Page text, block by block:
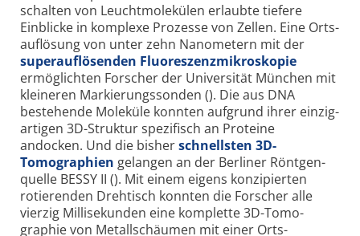
schalten von Leucht­molekülen erlaubte tiefere
Einblicke in komplexe Prozesse von Zellen. Eine Orts­
auflösung von unter zehn Nano­metern mit der
super­auflösenden Fluoreszenz­mikroskopie
ermöglichten Forscher der Universität München mit
kleineren Markierungs­sonden (). Die aus DNA
bestehende Moleküle konnten aufgrund ihrer einzig­
artigen 3D-Struktur spezifisch an Proteine
andocken. Und die bisherschnellsten 3D-
Tomographien gelangen an der Berliner Röntgen­
quelle BESSY II (). Mit einem eigens konzipierten
rotierenden Dreh­tisch konnten die Forscher alle
vierzig Milli­sekunden eine komplette 3D-Tomo­
graphie von Metall­schäumen mit einer Orts­